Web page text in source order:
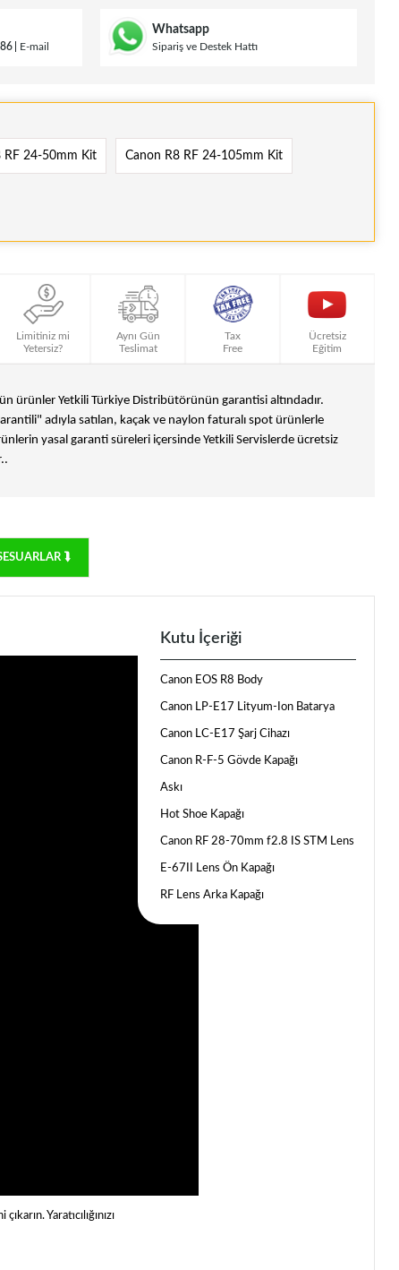
E-mail
Whatsapp
Sipariş ve Destek Hattı
RF 24-50mm Kit Canon R8 RF 24-105mm Kit
Limitiniz mi
Yetersiz?
Aynı Gün
Teslimat
Tax
Free
Ücretsiz
Eğitim
ürünler Yetkili Türkiye Distribütörünün garantisi altındadır.
adıyla satılan, kaçak ve naylon faturalı spot ürünlerle
yasal garanti süreleri içersinde Yetkili Servislerde ücretsiz
⮯
Yaratıcılığınızı
Kutu İçeriği
Canon EOS R8 Body
Canon LP-E17 Lityum-Ion Batarya
Canon LC-E17 Şarj Cihazı
Canon R-F-5 Gövde Kapağı
Askı
Hot Shoe Kapağı
Canon RF 28-70mm f2.8 IS STM Lens
E-67II Lens Ön Kapağı
RF Lens Arka Kapağı